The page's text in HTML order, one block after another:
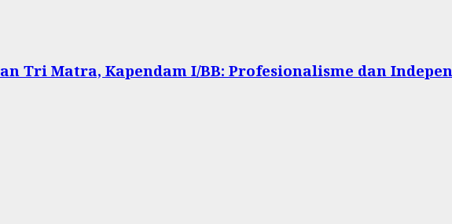
Tri Matra, Kapendam I/BB: Profesionalisme dan